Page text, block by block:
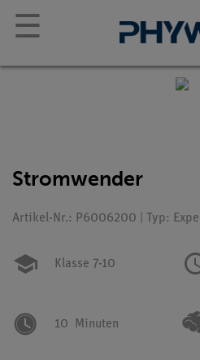
☰
Stromwender
Artikel-Nr.: P6006200 | Typ:
Klasse 7-10
10 Minuten